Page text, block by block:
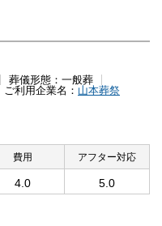
葬儀形態：一般葬
ご利用企業名： 山本葬祭
費用
4.0
アフター対応
5.0